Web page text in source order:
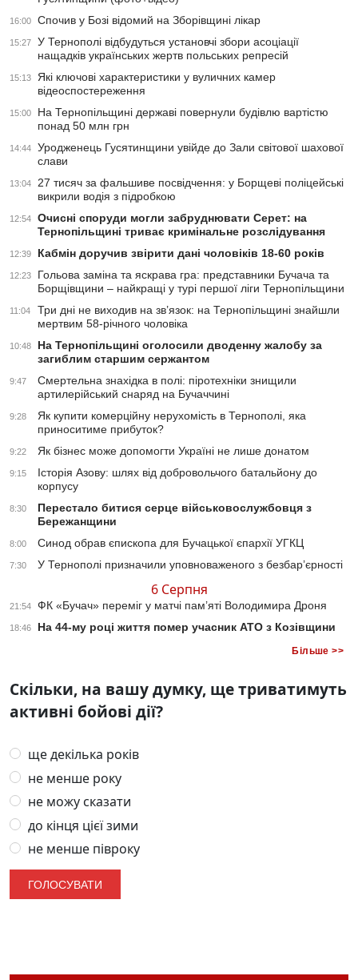
16:00 Спочив у Бозі відомий на Зборівщині лікар
15:27
У Тернополі відбудуться установчі збори асоціації
нащадків українських жертв польських репресій
15:13
Які ключові характеристики у вуличних камер
відеоспостереження
15:00
На Тернопільщині державі повернули будівлю вартістю
понад 50 млн грн
14:44
Уродженець Гусятинщини увійде до Зали світової шахової
слави
13:04
27 тисяч за фальшиве посвідчення: у Борщеві поліцейські
викрили водія з підробкою
12:54
Очисні споруди могли забруднювати Серет: на
Тернопільщині триває кримінальне розслідування
12:39 Кабмін доручив звірити дані чоловіків 18-60 років
12:23
Гольова заміна та яскрава гра: представники Бучача та
Борщівщини – найкращі у турі першої ліги Тернопільщини
11:04
Три дні не виходив на зв’язок: на Тернопільщині знайшли
мертвим 58-річного чоловіка
10:48
На Тернопільщині оголосили дводенну жалобу за
загиблим старшим сержантом
9:47
Смертельна знахідка в полі: піротехніки знищили
артилерійський снаряд на Бучаччині
9:28
Як купити комерційну нерухомість в Тернополі, яка
приноситиме прибуток?
9:22 Як бізнес може допомогти Україні не лише донатом
9:15
Історія Азову: шлях від добровольчого батальйону до
корпусу
8:30
Перестало битися серце військовослужбовця з
Бережанщини
8:00 Синод обрав єпископа для Бучацької єпархії УГКЦ
7:30 У Тернополі призначили уповноваженого з безбар’єрності
6 Серпня
21:54 ФК «Бучач» переміг у матчі пам’яті Володимира Дроня
18:46 На 44-му році життя помер учасник АТО з Козівщини
Більше >>
Скільки, на вашу думку, ще триватимуть
активні бойові дії?
ще декілька років
не менше року
не можу сказати
до кінця цієї зими
не менше півроку